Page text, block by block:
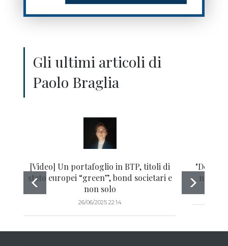
Gli ultimi articoli di
Paolo Braglia
[Video] Un portafoglio in BTP, titoli di
stato europei “green”, bond societari e
non solo
26/06/2025 22:14
"Dove
mesi?"